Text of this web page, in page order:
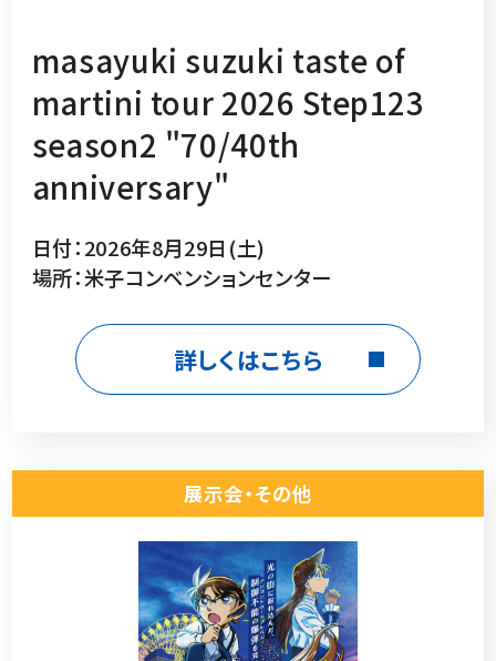
masayuki suzuki taste of
martini tour 2026 Step123
season2 "70/40th
anniversary"
日付：2026年8月29日(土)
場所：米子コンベンションセンター
詳しくはこちら
展示会・その他